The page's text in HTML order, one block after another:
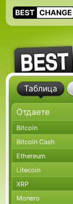
Таблица
Bitcoin
Bitcoin Cash
Ethereum
Litecoin
XRP
Monero